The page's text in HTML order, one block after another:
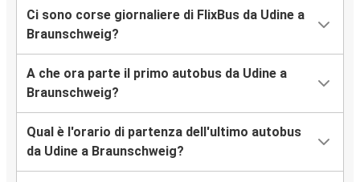
Ci sono corse giornaliere di FlixBus da Udine a
Braunschweig?
A che ora parte il primo autobus da Udine a
Braunschweig?
Qual è l'orario di partenza dell'ultimo autobus
da Udine a Braunschweig?